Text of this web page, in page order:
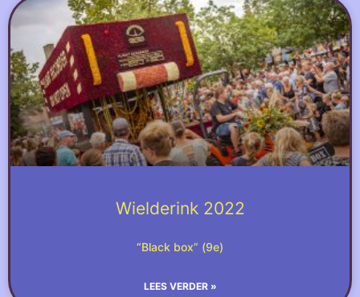
Wielderink 2022
“Black box” (9e)
LEES VERDER »